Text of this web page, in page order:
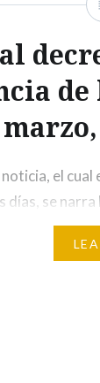
de
noticia, el
días, se
de abril,
narra que